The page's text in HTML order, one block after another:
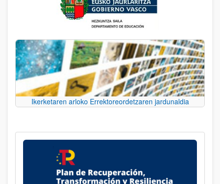
Ikerketaren arloko Errektoreordetzaren jardunaldia